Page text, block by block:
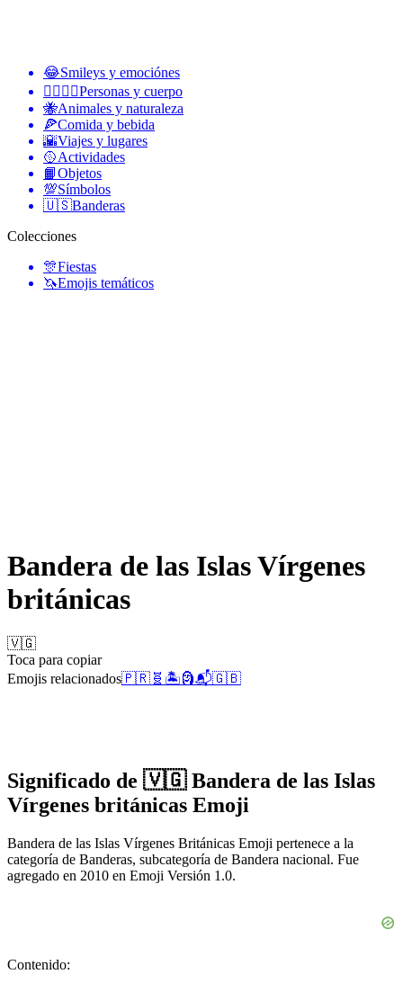
😂Smileys y emociónes
👩‍❤️‍💋‍👨Personas y cuerpo
🐝Animales y naturaleza
🍕Comida y bebida
🌇Viajes y lugares
🥎Actividades
📙Objetos
💯Símbolos
🇺🇸Banderas
Colecciones
🎊Fiestas
🦄Emojis temáticos
Bandera de las Islas Vírgenes
británicas
🇻🇬
Toca para copiar
Emojis relacionados🇵🇷 🧬 🏝️🗿📬🇬🇧
Significado de 🇻🇬 Bandera de las Islas
Vírgenes británicas Emoji
Bandera de las Islas Vírgenes Británicas Emoji pertenece a la
categoría de Banderas, subcategoría de Bandera nacional. Fue
agregado en 2010 en Emoji Versión 1.0.
Contenido: